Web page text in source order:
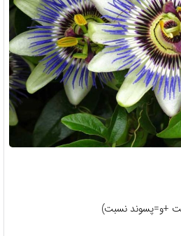
+و=پسوند نسبت)